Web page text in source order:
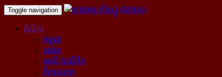
Toggle navigation
ដំណឹង
កម្ពុជា
បារាំង
អាស៊ី-ប៉ាស៊ីភិក
ពិភពលោក